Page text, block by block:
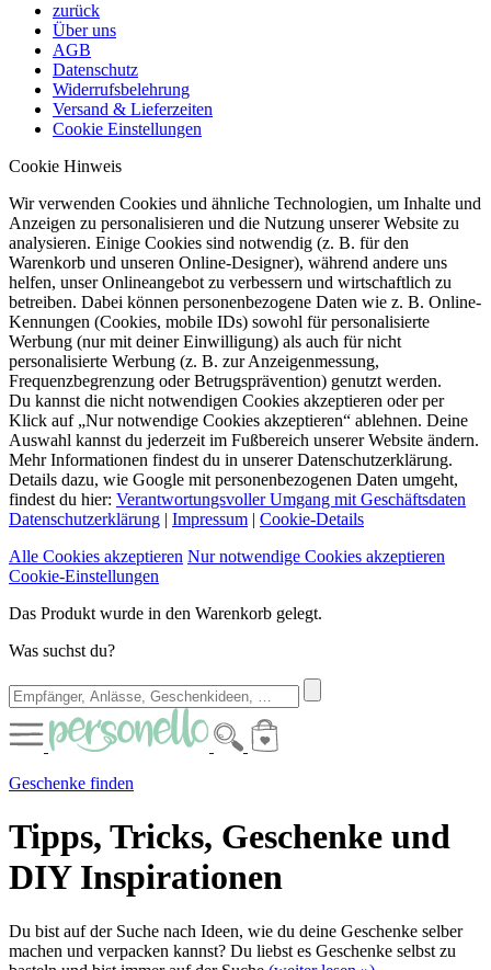
zurück
Über uns
AGB
Datenschutz
Widerrufsbelehrung
Versand & Lieferzeiten
Cookie Einstellungen
Cookie Hinweis
Wir verwenden Cookies und ähnliche Technologien, um Inhalte und
Anzeigen zu personalisieren und die Nutzung unserer Website zu
analysieren. Einige Cookies sind notwendig (z. B. für den
Warenkorb und unseren Online-Designer), während andere uns
helfen, unser Onlineangebot zu verbessern und wirtschaftlich zu
betreiben. Dabei können personenbezogene Daten wie z. B. Online-
Kennungen (Cookies, mobile IDs) sowohl für personalisierte
Werbung (nur mit deiner Einwilligung) als auch für nicht
personalisierte Werbung (z. B. zur Anzeigenmessung,
Frequenzbegrenzung oder Betrugsprävention) genutzt werden.
Du kannst die nicht notwendigen Cookies akzeptieren oder per
Klick auf „Nur notwendige Cookies akzeptieren“ ablehnen. Deine
Auswahl kannst du jederzeit im Fußbereich unserer Website ändern.
Mehr Informationen findest du in unserer Datenschutzerklärung.
Details dazu, wie Google mit personenbezogenen Daten umgeht,
findest du hier: Verantwortungsvoller Umgang mit Geschäftsdaten
Datenschutzerklärung | Impressum | Cookie-Details
Alle Cookies akzeptieren Nur notwendige Cookies akzeptieren
Cookie-Einstellungen
Das Produkt wurde in den Warenkorb gelegt.
Was suchst du?
Geschenke finden
Tipps, Tricks, Geschenke und
DIY Inspirationen
Du bist auf der Suche nach Ideen, wie du deine Geschenke selber
machen und verpacken kannst? Du liebst es Geschenke selbst zu